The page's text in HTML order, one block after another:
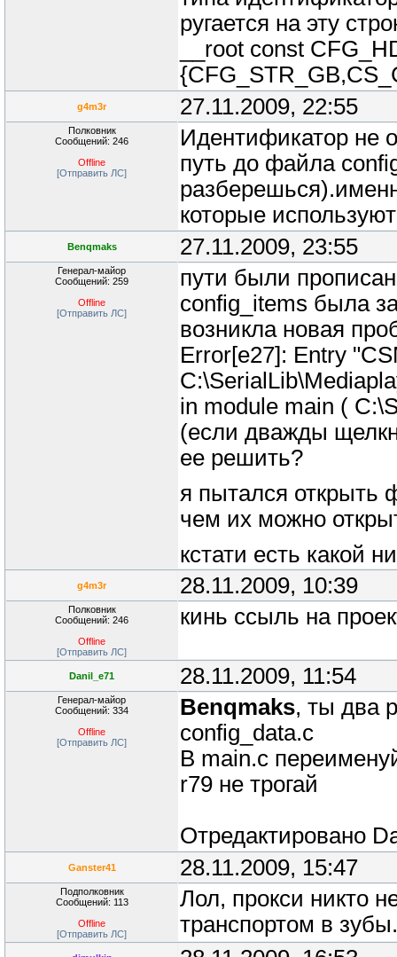
ругается на эту
__root const
g4m3r 27.11.2009, 22:55
Полковник
Сообщений: 246
Offline
[Отправить ЛС]
Идентификатор не
путь до файла
которые
Benqmaks 27.11.2009, 23:55
Генерал-майор
Сообщений: 259
Offline
[Отправить ЛС]
пути были
config_items была
возникла новая
Error[e27]: Entry
in module main (
(если дважды
ее решить?
я пытался открыть
чем их можно
кстати есть какой
g4m3r 28.11.2009, 10:39
Полковник
Сообщений: 246
Offline
[Отправить ЛС]
кинь ссыль на
Danil_e71 28.11.2009, 11:54
Генерал-майор
Сообщений: 334
Offline
[Отправить ЛС]
Benqmaks, ты два
config_data.c
В main.c
r79 не трогай
Отредактировано
Ganster41 28.11.2009, 15:47
Подполковник
Сообщений: 113
Offline
[Отправить ЛС]
Лол, прокси никто
транспортом в